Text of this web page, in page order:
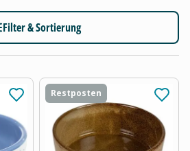
Filter & Sortierung
Restposten